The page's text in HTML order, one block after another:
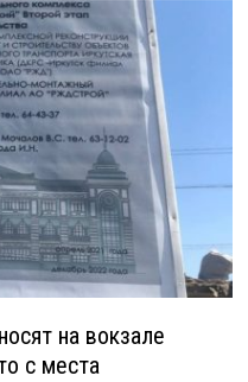
на вокзале
с места